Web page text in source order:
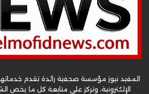
المفيد نيوز مؤسسة صحفية رائدة تقدم خدماتها
الإلكترونية، وتركز على متابعة كل ما يخص